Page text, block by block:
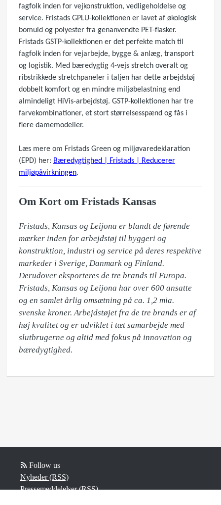
fagfolk inden for vejkonstruktion, vedligeholdelse og
service. Fristads GPLU-kollektionen er lavet af økologisk
bomuld og polyester fra genanvendte PET-flasker.
Fristads GSTP-kollektionen er det perfekte match til
fagfolk inden for vejarbejde, bygge & anlæg, transport
og logistik. Med bæredygtig 4-vejs stretch overalt og
ribstrikkede stretchpaneler i taljen har dette arbejdstøj
dobbelt komfort og en mindre miljøbelastning end
almindeligt HiVis-arbejdstøj. GSTP-kollektionen har tre
farvekombinationer, et stort størrelsesspænd og fås i
flere damemodeller.
Læs mere om Fristads Green og miljøvaredeklaration
(EPD) her: Bæredygtighed | Fristads | Reducerer
miljøpåvirkningen.
Om Kort om Fristads Kansas
Fristads, Kansas og Leijona er blandt de førende
mærker inden for arbejdstøj til byggeri og
konstruktion, industri og service på deres respektive
markeder i Sverige, Danmark og Finland.
Derudover eksporteres de tre brands til Europa.
Fristads, Kansas og Leijona har over 600 ansatte
og en samlet årlig omsætning på ca. 1,2 mia.
svenske kroner. Arbejdstøjet fra de tre brands er af
høj kvalitet og er udviklet i tæt samarbejde med
slutbrugerne og altid med fokus på innovation og
bæredygtighed.
Follow us
Nyheder (RSS)
Pressemeddelelser (RSS)